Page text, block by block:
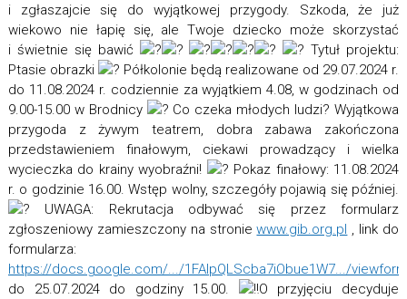
i zgłaszajcie się do wyjątkowej przygody. Szkoda, że już
wiekowo nie łapię się, ale Twoje dziecko może skorzystać
i świetnie się bawić
Tytuł projektu:
Ptasie obrazki
Półkolonie będą realizowane od 29.07.2024 r.
do 11.08.2024 r. codziennie za wyjątkiem 4.08, w godzinach od
9.00-15.00 w Brodnicy
Co czeka młodych ludzi? Wyjątkowa
przygoda z żywym teatrem, dobra zabawa zakończona
przedstawieniem finałowym, ciekawi prowadzący i wielka
wycieczka do krainy wyobraźni!
Pokaz finałowy: 11.08.2024
r. o godzinie 16.00. Wstęp wolny, szczegóły pojawią się później.
UWAGA: Rekrutacja odbywać się przez formularz
zgłoszeniowy zamieszczony na stroniewww.gib.org.pl , link do
formularza:
https://docs.google.com/.../1FAIpQLScba7iObue1W7.../viewform
do 25.07.2024 do godziny 15.00.
O przyjęciu decyduje